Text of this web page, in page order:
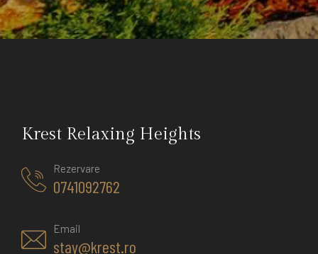
Krest Relaxing Heights
Rezervare
0741092762
Email
stay@krest.ro